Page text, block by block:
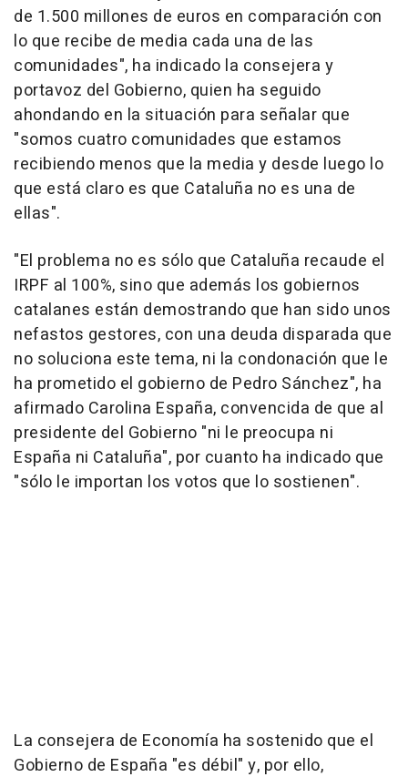
de 1.500 millones de euros en comparación con
lo que recibe de media cada una de las
comunidades", ha indicado la consejera y
portavoz del Gobierno, quien ha seguido
ahondando en la situación para señalar que
"somos cuatro comunidades que estamos
recibiendo menos que la media y desde luego lo
que está claro es que Cataluña no es una de
ellas".
"El problema no es sólo que Cataluña recaude el
IRPF al 100%, sino que además los gobiernos
catalanes están demostrando que han sido unos
nefastos gestores, con una deuda disparada que
no soluciona este tema, ni la condonación que le
ha prometido el gobierno de Pedro Sánchez", ha
afirmado Carolina España, convencida de que al
presidente del Gobierno "ni le preocupa ni
España ni Cataluña", por cuanto ha indicado que
"sólo le importan los votos que lo sostienen".
La consejera de Economía ha sostenido que el
Gobierno de España "es débil" y, por ello,